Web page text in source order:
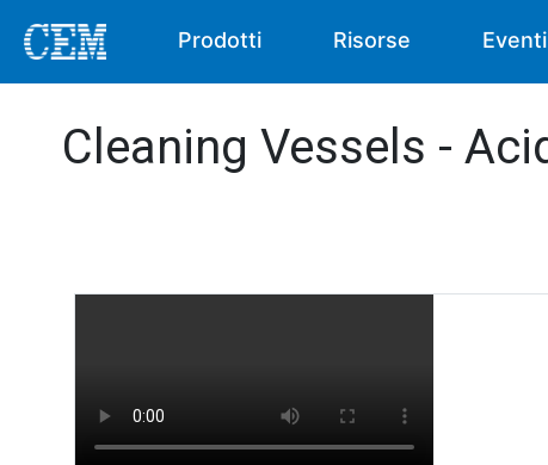
Prodotti Risorse Eventi
Cleaning Vessels -